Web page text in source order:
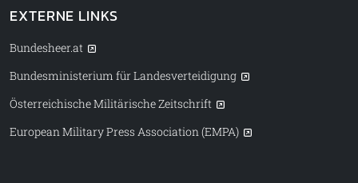
EXTERNE LINKS
Bundesheer.at
Bundesministerium für Landesverteidigung
Österreichische Militärische Zeitschrift
European Military Press Association (EMPA)